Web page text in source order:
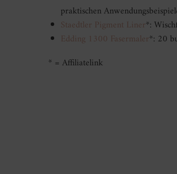
praktischen
Staedtler Pigment Liner*:
Edding 1300 Fasermaler*: 20
* = Affiliatelink